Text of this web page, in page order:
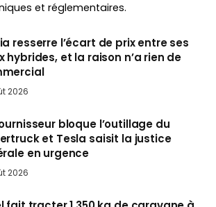
et réglementaires.
resserre l’écart de prix entre ses
hybrides, et la raison n’a rien de
2026
bloque l’outillage du
et Tesla saisit la justice
en urgence
2026